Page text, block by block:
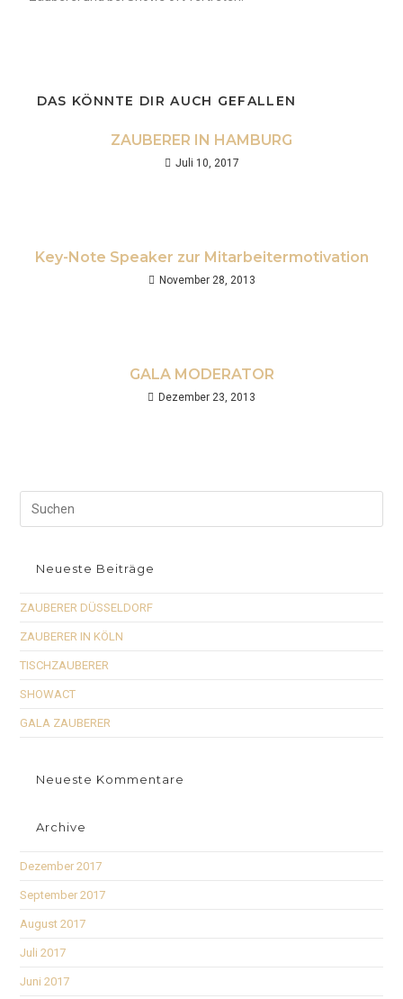
DAS KÖNNTE DIR AUCH GEFALLEN
ZAUBERER IN HAMBURG
Juli 10, 2017
Key-Note Speaker zur Mitarbeitermotivation
November 28, 2013
GALA MODERATOR
Dezember 23, 2013
Neueste Beiträge
ZAUBERER DÜSSELDORF
ZAUBERER IN KÖLN
TISCHZAUBERER
SHOWACT
GALA ZAUBERER
Neueste Kommentare
Archive
Dezember 2017
September 2017
August 2017
Juli 2017
Juni 2017